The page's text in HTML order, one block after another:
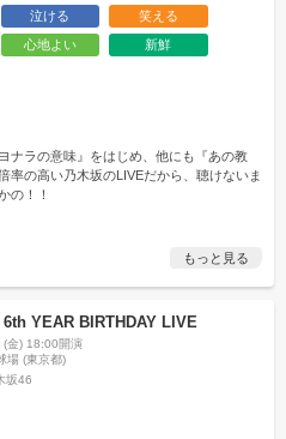
泣ける
笑える
心地よい 新鮮
ナラの意味』をはじめ、他にも『あの教
率の高い乃木坂のLIVEだから、聴けないま
の！！
もっと見る
6th YEAR BIRTHDAY LIVE
金) 18:00開演
場 (東京都)
坂46